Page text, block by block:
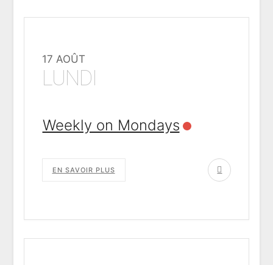
17 AOÛT
LUNDI
Weekly on Mondays
EN SAVOIR PLUS